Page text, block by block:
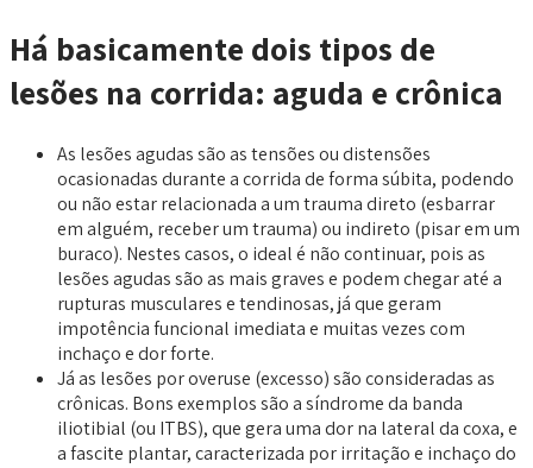
Há basicamente dois tipos de
lesões na corrida: aguda e crônica
As lesões agudas são as tensões ou distensões
ocasionadas durante a corrida de forma súbita, podendo
ou não estar relacionada a um trauma direto (esbarrar
em alguém, receber um trauma) ou indireto (pisar em um
buraco). Nestes casos, o ideal é não continuar, pois as
lesões agudas são as mais graves e podem chegar até a
rupturas musculares e tendinosas, já que geram
impotência funcional imediata e muitas vezes com
inchaço e dor forte.
Já as lesões por overuse (excesso) são consideradas as
crônicas. Bons exemplos são a síndrome da banda
iliotibial (ou ITBS), que gera uma dor na lateral da coxa, e
a fascite plantar, caracterizada por irritação e inchaço do